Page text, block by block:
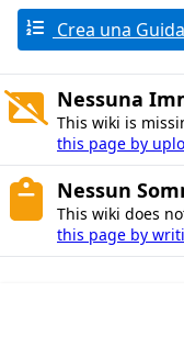
Crea una Guida
Nessuna
This wiki is
this page by
Nessun
This wiki does
this page by